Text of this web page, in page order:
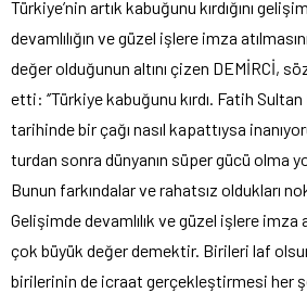
Türkiye’nin artık kabuğunu kırdığını
devamlılığın ve güzel işlere imza
değer olduğunun altını çizen DEMİRCİ,
etti: ‘’Türkiye kabuğunu kırdı. Fatih
tarihinde bir çağı nasıl kapattıysa
turdan sonra dünyanın süper gücü olma
Bunun farkındalar ve rahatsız oldukları
Gelişimde devamlılık ve güzel işlere imza
çok büyük değer demektir. Birileri laf
birilerinin de icraat gerçekleştirmesi her